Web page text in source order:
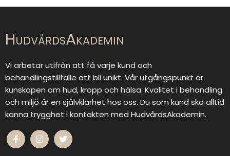
HudvårdsAkademin
Vi arbetar utifrån att få varje kund och
behandlingstillfälle att bli unikt. Vår utgångspunkt är
kunskapen om hud, kropp och hälsa. Kvalitet i behandling
och miljö är en självklarhet hos oss. Du som kund ska alltid
känna trygghet i kontakten med HudvårdsAkademin.